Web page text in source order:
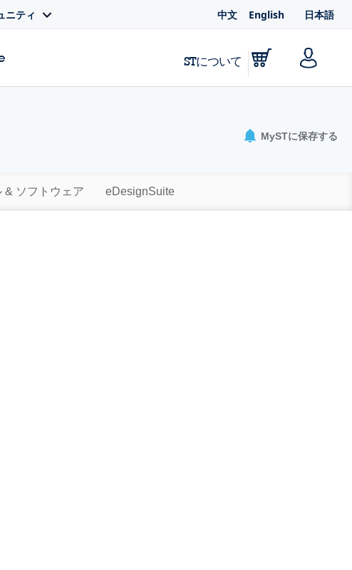
ニティ 中文 English 日本語
STについて
MySTに保存する
& ソフトウェア eDesignSuite